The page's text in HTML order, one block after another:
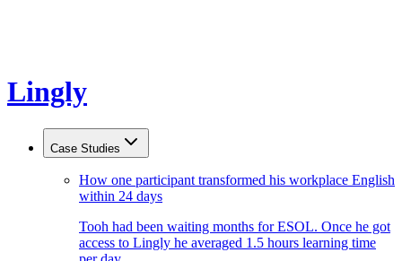
Lingly
Case Studies
How one participant transformed his workplace English
within 24 days
Tooh had been waiting months for ESOL. Once he got
access to Lingly he averaged 1.5 hours learning time